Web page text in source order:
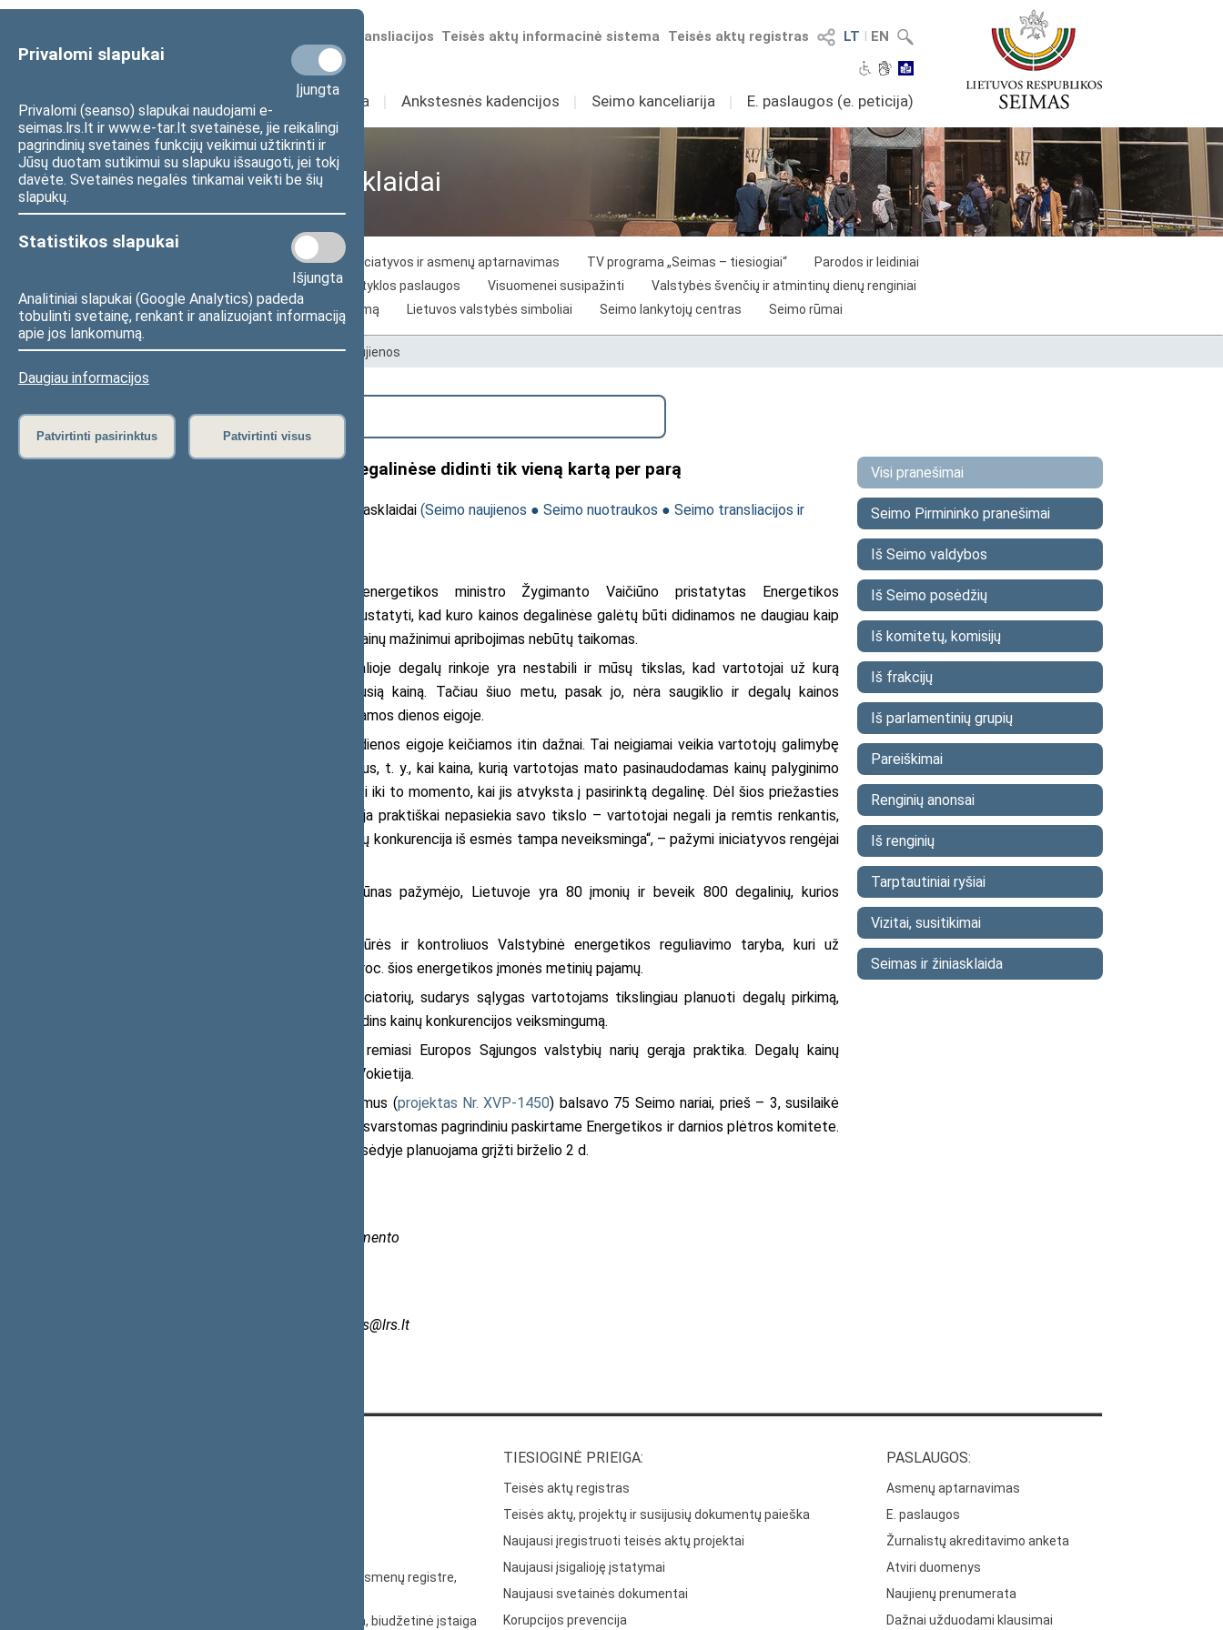
Privalomi slapukai
Įjungta
Privalomi (seanso) slapukai naudojami e-
seimas.lrs.lt ir www.e-tar.lt svetainėse, jie reikalingi
pagrindinių svetainės funkcijų veikimui užtikrinti ir
Jūsų duotam sutikimui su slapuku išsaugoti, jei tokį
davėte. Svetainės negalės tinkamai veikti be šių
slapukų.
Statistikos slapukai
Išjungta
Analitiniai slapukai (Google Analytics) padeda
tobulinti svetainę, renkant ir analizuojant informaciją
apie jos lankomumą.
Daugiau informacijos
Patvirtinti pasirinktus Patvirtinti visus
LT I EN
Teisės aktų registras
Teisės aktų informacinė sistema
Numatomos transliacijos
Sudėtis Veikla I Ankstesnės kadencijos I Seimo kanceliarija I E. paslaugos (e. peticija)
Visuomenei ir žiniasklaidai
Piliečių iniciatyvos ir asmenų aptarnavimas TV programa „Seimas – tiesiogiai“
Parodos ir leidiniai
Seimo skaityklos paslaugos Visuomenei susipažinti
Valstybės švenčių ir atmintinų dienų renginiai
Kelias į Lietuvos nepriklausomybės atkūrimą
Lietuvos valstybės simboliai Seimo lankytojų centras Seimo rūmai
Pradžia>Visuomenei ir žiniasklaidai>Naujienos
Išplėstinė paieška
Siūloma leisti degalų kainas degalinėse didinti tik vieną kartą per parą
m. gegužės 14 d. pranešimas žiniasklaidai (Seimo naujienos ● Seimo nuotraukos ● Seimo transliacijos ir
Seimas pradėjo svarstyti energetikos ministro Žygimanto Vaičiūno pristatytas
Energetikos
pataisas, kuriomis siūloma nustatyti, kad kuro kainos degalinėse galėtų būti didinamos ne daugiau kaip
vieną kartą per parą – 10 val. Degalų kainų mažinimui apribojimas nebūtų taikomas.
Pasak ministro, situacija globalioje degalų rinkoje yra nestabili ir mūsų tikslas, kad vartotojai už kurą
degalinėse mokėtų įmanomai mažiausią kainą. Tačiau šiuo metu, pasak jo, nėra saugiklio ir degalų kainos
degalinėse nekontroliuojamai yra keičiamos dienos eigoje.
„Šiuo metu degalinėse kainos dienos eigoje keičiamos itin dažnai. Tai neigiamai veikia vartotojų galimybę
priimti informacija pagrįstus sprendimus, t. y., kai kaina, kurią vartotojas mato pasinaudodamas kainų palyginimo
priemone ar programėle, gali pasikeisti iki to momento, kai jis atvyksta į pasirinktą degalinę. Dėl šios priežasties
net ir viešai prieinama kainų informacija praktiškai nepasiekia savo tikslo – vartotojai negali ja remtis renkantis,
kurioje degalinėje pirkti degalus, o kainų konkurencija iš esmės tampa neveiksminga“, – pažymi iniciatyvos rengėjai
Energetikos ministras Ž. Vaičiūnas pažymėjo, Lietuvoje yra 80 įmonių ir beveik 800 degalinių, kurios
Šio reikalavimo laikymąsi prižiūrės ir kontroliuos Valstybinė energetikos reguliavimo taryba, kuri už
pažeidimus galėtų skirti baudą iki 10 proc. šios energetikos įmonės metinių pajamų.
Siūlomas apribojimas, pasak iniciatorių, sudarys sąlygas vartotojams tikslingiau planuoti degalų pirkimą,
remiantis patikima informacija bei padidins kainų konkurencijos veiksmingumą.
Siūlomas teisinis reguliavimas remiasi Europos Sąjungos valstybių narių gerąja praktika. Degalų kainų
keitimo dažnio ribojimą taiko Austrija, Vokietija.
Po pristatymo už šiuos pakeitimus (projektas Nr. XVP-1450) balsavo 75 Seimo nariai, prieš – 3, susilaikė
12 parlamentarų. Toliau projektas bus svarstomas pagrindiniu paskirtame Energetikos ir darnios plėtros komitete.
Prie šio klausimo svarstymo Seimo posėdyje planuojama grįžti birželio 2 d.
Informacijos ir komunikacijos departamento
rimas.rudaitis@lrs.lt
Visi pranešimai
Seimo Pirmininko pranešimai
Iš Seimo valdybos
Iš Seimo posėdžių
Iš komitetų, komisijų
Iš frakcijų
Iš parlamentinių grupių
Pareiškimai
Renginių anonsai
Iš renginių
Tarptautiniai ryšiai
Vizitai, susitikimai
Seimas ir žiniasklaida
Duomenys kaupiami ir saugomi Juridinių asmenų registre,
© Lietuvos Respublikos Seimo kanceliarija, biudžetinė įstaiga
TIESIOGINĖ PRIEIGA:
Teisės aktų registras
Teisės aktų, projektų ir susijusių dokumentų paieška
Naujausi įregistruoti teisės aktų projektai
Naujausi įsigalioję įstatymai
Naujausi svetainės dokumentai
Korupcijos prevencija
PASLAUGOS:
Asmenų aptarnavimas
E. paslaugos
Žurnalistų akreditavimo anketa
Atviri duomenys
Naujienų prenumerata
Dažnai užduodami klausimai